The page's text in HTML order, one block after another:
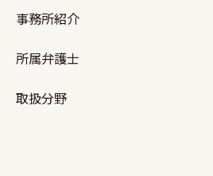
事務所紹介
所属弁護士
取扱分野